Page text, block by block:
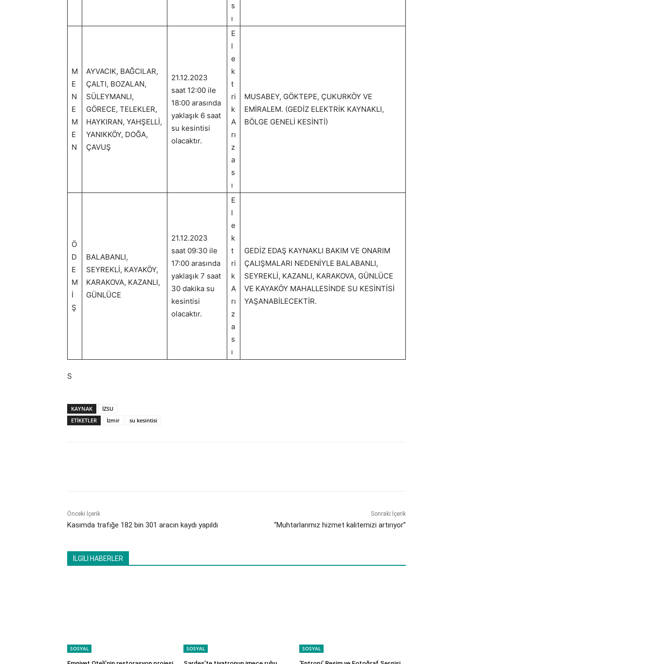
s
ı
M
E
N
E
M
E
N
AYVACIK, BAĞCILAR,
ÇALTI, BOZALAN,
SÜLEYMANLI,
GÖRECE, TELEKLER,
HAYKIRAN, YAHŞELLİ,
YANIKKÖY, DOĞA,
ÇAVUŞ
21.12.2023
saat 12:00 ile
18:00 arasında
yaklaşık 6 saat
su kesintisi
olacaktır.
E
l
e
k
t
ri
k
A
rı
z
a
s
ı
MUSABEY, GÖKTEPE, ÇUKURKÖY VE
EMİRALEM. (GEDİZ ELEKTRİK KAYNAKLI,
BÖLGE GENELİ KESİNTİ)
Ö
D
E
M
İ
Ş
BALABANLI,
SEYREKLİ, KAYAKÖY,
KARAKOVA, KAZANLI,
GÜNLÜCE
21.12.2023
saat 09:30 ile
17:00 arasında
yaklaşık 7 saat
30 dakika su
kesintisi
olacaktır.
E
l
e
k
t
ri
k
A
rı
z
a
s
ı
GEDİZ EDAŞ KAYNAKLI BAKIM VE ONARIM
ÇALIŞMALARI NEDENİYLE BALABANLI,
SEYREKLİ, KAZANLI, KARAKOVA, GÜNLÜCE
VE KAYAKÖY MAHALLESİNDE SU KESİNTİSİ
YAŞANABİLECEKTİR.
S
KAYNAK
İZSU
ETİKETLER
İzmir su kesintisi
Önceki İçerik
Kasımda trafiğe 182 bin 301 aracın kaydı yapıldı
Sonraki İçerik
“Muhtarlarımız hizmet kalitemizi artırıyor”
İLGİLİ HABERLER
SOSYAL SOSYAL SOSYAL